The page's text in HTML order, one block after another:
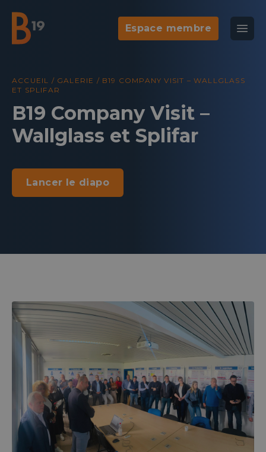
National Business Club & Networking
Espace membre
ACCUEIL / GALERIE / B19 COMPANY VISIT – WALLGLASS
ET SPLIFAR
B19 Company Visit –
Wallglass et Splifar
Lancer le diapo